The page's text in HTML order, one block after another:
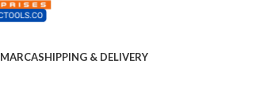
MARCASHIPPING & DELIVERY